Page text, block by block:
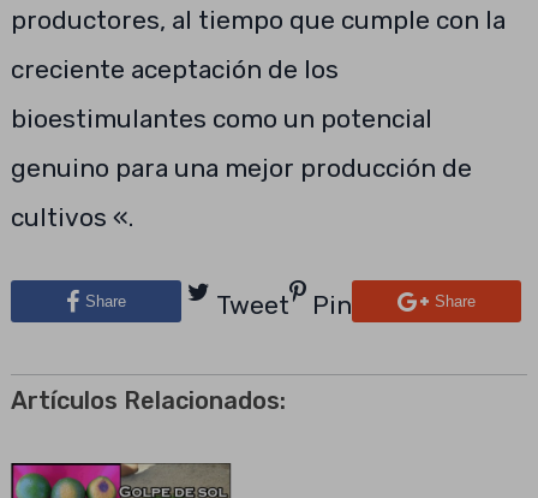
productores, al tiempo que cumple con la
creciente aceptación de los
bioestimulantes como un potencial
genuino para una mejor producción de
cultivos «.
Share Tweet Pin Share
Artículos Relacionados: